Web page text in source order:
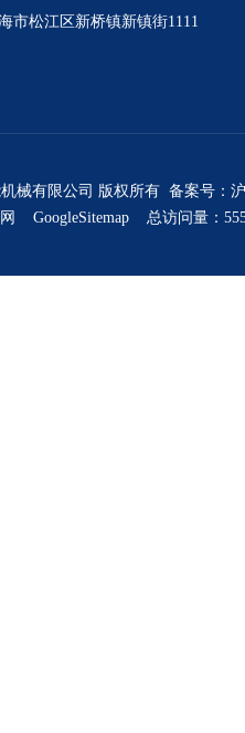
市松江区新桥镇新镇街1111
械有限公司 版权所有 备案号：
GoogleSitemap 总访问量：